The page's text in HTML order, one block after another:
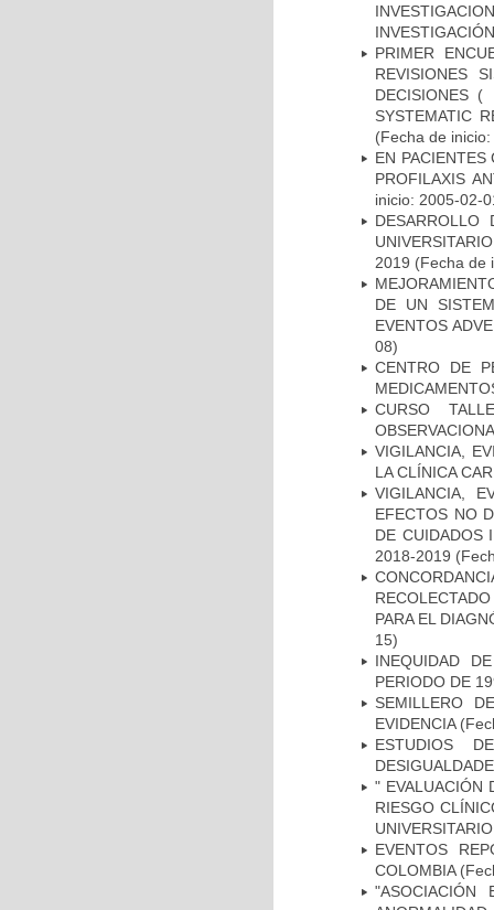
PRIMER
REVISIONES
DECISIONES (
SYSTEMATIC
(Fecha de
EN PACIENTES
PROFILAXIS
inicio: 2005-02-
DESARROLLO
2019 (Fecha de
DE UN
EVENTOS
08)
CENTRO DE
CURSO
VIGILANCIA,
LA CLÍNICA
VIGILANCIA,
EFECTOS NO
DE CUIDADOS
2018-2019
PARA EL
15)
INEQUIDAD
PERIODO DE
SEMILLERO
EVIDENCIA
ESTUDIOS
" EVALUACIÓN
RIESGO
EVENTOS
COLOMBIA
"ASOCIACIÓN